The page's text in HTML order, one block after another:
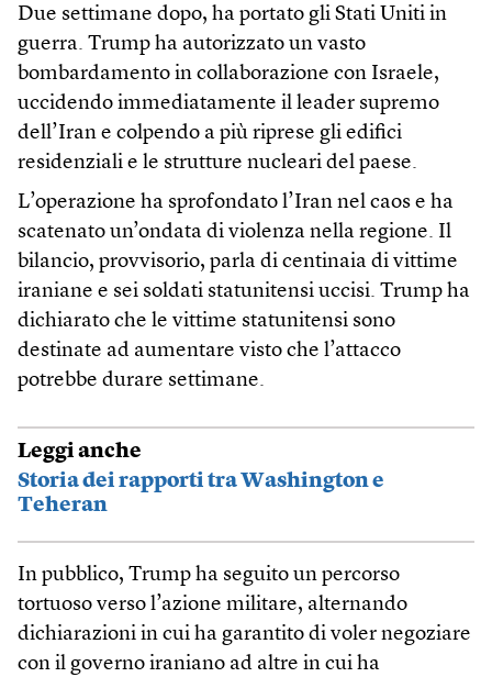
Due settimane dopo, ha portato gli Stati Uniti in
guerra. Trump ha autorizzato un vasto
bombardamento in collaborazione con Israele,
uccidendo immediatamente il leader supremo
dell’Iran e colpendo a più riprese gli edifici
residenziali e le strutture nucleari del paese.
L’operazione ha sprofondato l’Iran nel caos e ha
scatenato un’ondata di violenza nella regione. Il
bilancio, provvisorio, parla di centinaia di vittime
iraniane e sei soldati statunitensi uccisi. Trump ha
dichiarato che le vittime statunitensi sono
destinate ad aumentare visto che l’attacco
potrebbe durare settimane.
Leggi anche
Storia dei rapporti tra Washington e
Teheran
In pubblico, Trump ha seguito un percorso
tortuoso verso l’azione militare, alternando
dichiarazioni in cui ha garantito di voler negoziare
con il governo iraniano ad altre in cui ha